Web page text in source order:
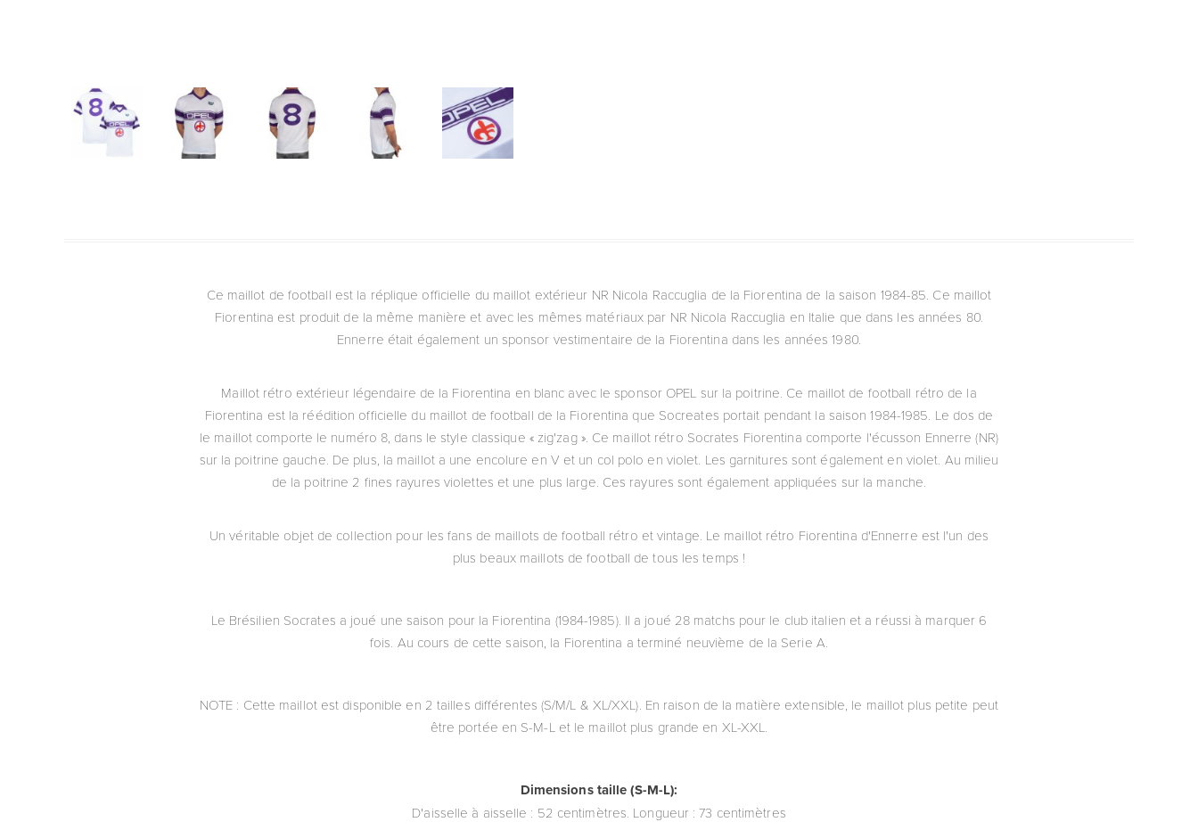
Ce maillot de football est la réplique officielle du maillot extérieur NR Nicola Raccuglia de la Fiorentina de la saison 1984-85. Ce maillot
Fiorentina est produit de la même manière et avec les mêmes matériaux par NR Nicola Raccuglia en Italie que dans les années 80.
Ennerre était également un sponsor vestimentaire de la Fiorentina dans les années 1980.
Maillot rétro extérieur légendaire de la Fiorentina en blanc avec le sponsor OPEL sur la poitrine. Ce maillot de football rétro de la
Fiorentina est la réédition officielle du maillot de football de la Fiorentina que Socreates portait pendant la saison 1984-1985. Le dos de
le maillot comporte le numéro 8, dans le style classique « zig'zag ». Ce maillot rétro Socrates Fiorentina comporte l'écusson Ennerre (NR)
sur la poitrine gauche. De plus, la maillot a une encolure en V et un col polo en violet. Les garnitures sont également en violet. Au milieu
de la poitrine 2 fines rayures violettes et une plus large. Ces rayures sont également appliquées sur la manche.
Un véritable objet de collection pour les fans de maillots de football rétro et vintage. Le maillot rétro Fiorentina d'Ennerre est l'un des
plus beaux maillots de football de tous les temps !
Le Brésilien Socrates a joué une saison pour la Fiorentina (1984-1985). Il a joué 28 matchs pour le club italien et a réussi à marquer 6
fois. Au cours de cette saison, la Fiorentina a terminé neuvième de la Serie A.
NOTE : Cette maillot est disponible en 2 tailles différentes (S/M/L & XL/XXL). En raison de la matière extensible, le maillot plus petite peut
être portée en S-M-L et le maillot plus grande en XL-XXL.
Dimensions taille (S-M-L):
D'aisselle à aisselle : 52 centimètres. Longueur : 73 centimètres